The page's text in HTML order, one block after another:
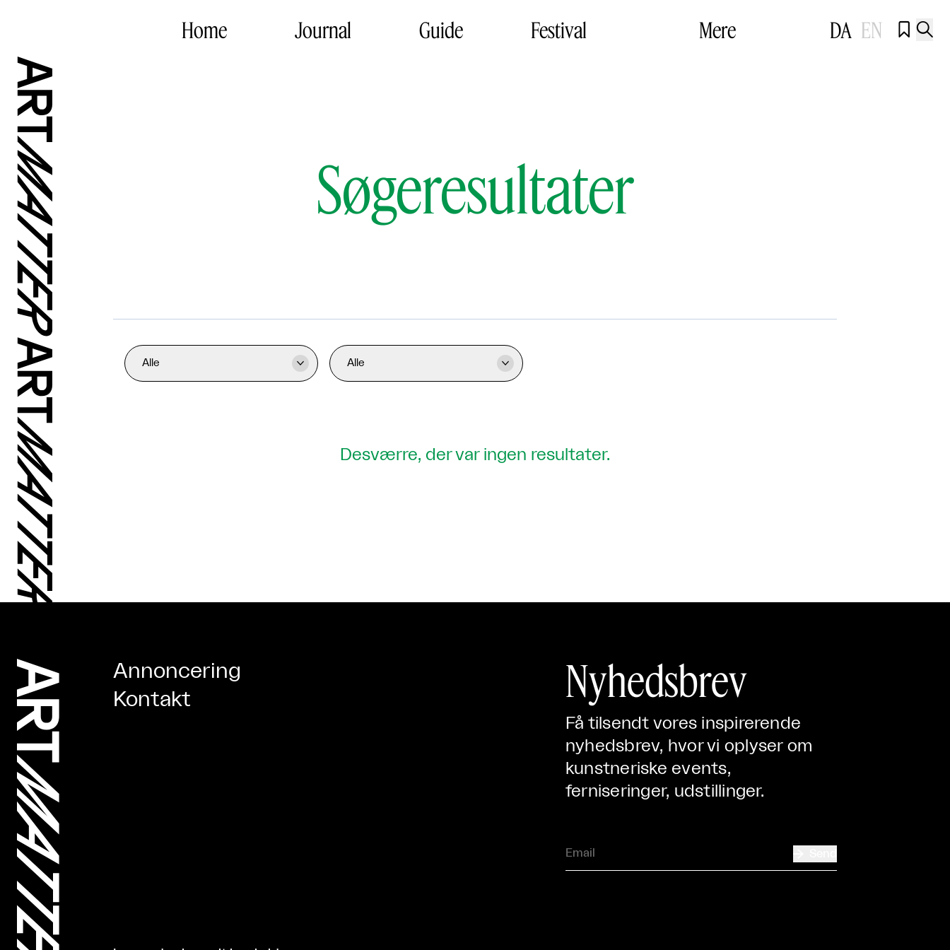
Home Journal Guide Festival Mere DA EN  
Søgeresultater
Alle  Alle 
Desværre, der var ingen resultater.
Annoncering
Kontakt
Nyhedsbrev
Få tilsendt vores inspirerende
nyhedsbrev, hvor vi oplyser om
kunstneriske events,
ferniseringer, udstillinger.